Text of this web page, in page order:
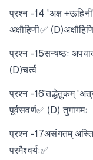
प्रश्न -14 'अक्ष +ऊहिनी'
अक्षौहिणी✅
प्रश्न -15सन्षष्ठः
(D)चर्त्व
प्रश्न -16'तद्धेतुकम्
पूर्वसवर्ण✅ (D) तुगागमः
प्रश्न -17असंगतम्
परमैश्वर्यः✅